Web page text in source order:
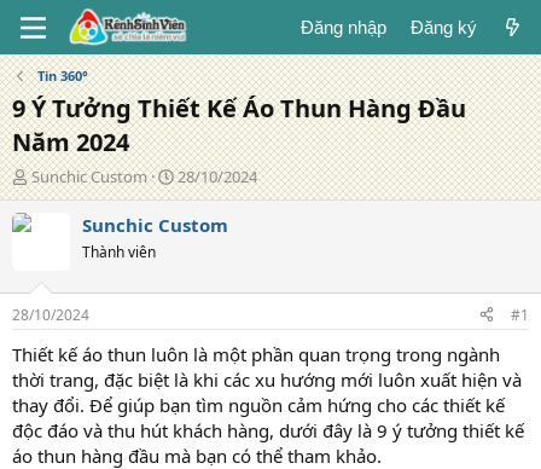
Đăng nhập Đăng ký
Tin 360°
9 Ý Tưởng Thiết Kế Áo Thun Hàng Đầu
Năm 2024
T
á
c
ả
Sunchic Custom
N
g
à
g
28/10/2024
Sunchic Custom
Thành viên
28/10/2024 #1
Thiết kế áo thun luôn là một phần quan trọng trong ngành
thời trang, đặc biệt là khi các xu hướng mới luôn xuất hiện và
thay đổi. Để giúp bạn tìm nguồn cảm hứng cho các thiết kế
độc đáo và thu hút khách hàng, dưới đây là 9 ý tưởng thiết kế
áo thun hàng đầu mà bạn có thể tham khảo.